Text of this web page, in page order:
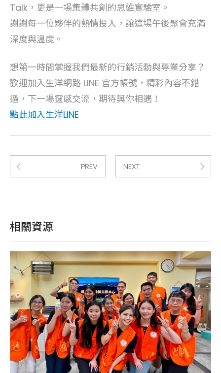
Talk，更是一場集體共創的思維實驗室。
謝謝每一位夥伴的熱情投入，讓這場午後聚會充滿
深度與溫度。
想第一時間掌握我們最新的行銷活動與專業分享？
歡迎加入生洋網路 LINE 官方帳號，精彩內容不錯
過，下一場靈感交流，期待與你相遇！
點此加入生洋LINE
PREV NEXT
相關資源